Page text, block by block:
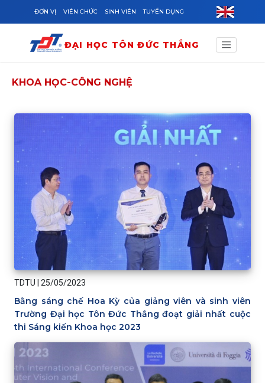
Skip to main content
ĐƠN VỊ VIÊN CHỨC SINH VIÊN TUYỂN DỤNG
ĐẠI HỌC TÔN ĐỨC THẮNG
KHOA HỌC-CÔNG NGHỆ
TDTU 25/05/2023
Bằng sáng chế Hoa Kỳ của giảng viên và sinh viên
Trường Đại học Tôn Đức Thắng đoạt giải nhất cuộc
thi Sáng kiến Khoa học 2023